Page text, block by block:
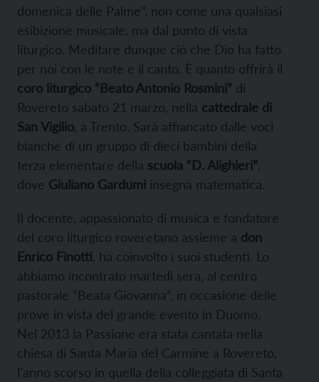
domenica delle Palme”, non come una qualsiasi
esibizione musicale, ma dal punto di vista
liturgico. Meditare dunque ciò che Dio ha fatto
per noi con le note e il canto. È quanto offrirà il
coro liturgico “Beato Antonio Rosmini” di
Rovereto sabato 21 marzo, nella cattedrale di
San Vigilio , a Trento. Sarà affiancato dalle voci
bianche di un gruppo di dieci bambini della
terza elementare della scuola “D. Alighieri”
dove Giuliano Gardumi insegna matematica.
Il docente, appassionato di musica e fondatore
del coro liturgico roveretano assieme a don
Enrico Finotti , ha coinvolto i suoi studenti. Lo
abbiamo incontrato martedì sera, al centro
pastorale “Beata Giovanna”, in occasione delle
prove in vista del grande evento in Duomo.
Nel 2013 la Passione era stata cantata nella
chiesa di Santa Maria del Carmine a Rovereto,
l’anno scorso in quella della colleggiata di Santa